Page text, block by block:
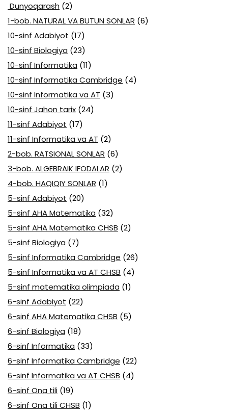
Dunyoqarash (2)
1-bob. NATURAL VA BUTUN SONLAR (6)
10-sinf Adabiyot (17)
10-sinf Biologiya (23)
10-sinf Informatika (11)
10-sinf Informatika Cambridge (4)
10-sinf Informatika va AT (3)
10-sinf Jahon tarix (24)
11-sinf Adabiyot (17)
11-sinf Informatika va AT (2)
2-bob. RATSIONAL SONLAR (6)
3-bob. ALGEBRAIK IFODALAR (2)
4-bob. HAQIQIY SONLAR (1)
5-sinf Adabiyot (20)
5-sinf AHA Matematika (32)
5-sinf AHA Matematika CHSB (2)
5-sinf Biologiya (7)
5-sinf Informatika Cambridge (26)
5-sinf Informatika va AT CHSB (4)
5-sinf matematika olimpiada (1)
6-sinf Adabiyot (22)
6-sinf AHA Matematika CHSB (5)
6-sinf Biologiya (18)
6-sinf Informatika (33)
6-sinf Informatika Cambridge (22)
6-sinf Informatika va AT CHSB (4)
6-sinf Ona tili (19)
6-sinf Ona tili CHSB (1)